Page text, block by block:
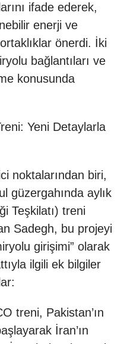
ifade ederek,
enerji ve
önerdi. İki
bağlantıları ve
konusunda
Yeni Detaylarla
noktalarından biri,
güzergahında aylık
Teşkilatı) treni
Sadegh, bu projeyi
girişimi” olarak
ilgili ek bilgiler
treni, Pakistan’ın
İran’ın